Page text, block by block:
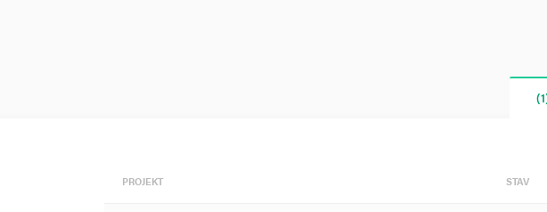
PROJEKT STAV